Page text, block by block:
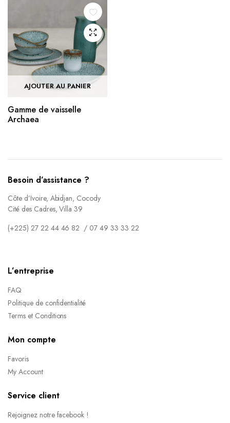
AJOUTER AU PANIER
Gamme de vaisselle
Archaea
Besoin d’assistance ?
Côte d’Ivoire, Abidjan, Cocody
Cité des Cadres, Villa 39
(+225) 27 22 44 46 82 / 07 49 33 33 22
L’entreprise
FAQ
Politique de confidentialité
Terms et Conditions
Mon compte
Favoris
My Account
Service client
Rejoignez notre facebook !